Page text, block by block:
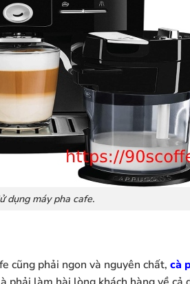
dụng máy pha cafe.
cũng phải ngon và nguyên chất,cà